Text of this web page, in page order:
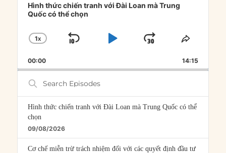
Player
Hình thức chiến tranh với Đài Loan mà Trung
Quốc có thể chọn
CHANGE
RATE
1X
SKIP
PLAYJUMP
FORWARD
SHARE
00:00 14:15
Search
Episodes
Hình thức chiến tranh với Đài Loan mà Trung Quốc có thể
chọn
09/08/2026
Cơ chế miễn trừ trách nhiệm đối với các quyết định đầu tư